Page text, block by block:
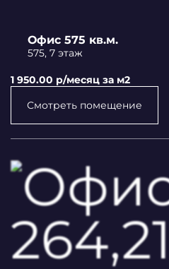
Офис 575 кв.м.
575, 7 этаж
Смотреть помещение
1 950.00 p/месяц за м2